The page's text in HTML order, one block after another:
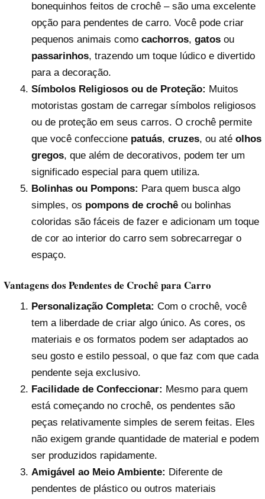
bonequinhos feitos de crochê – são uma excelente
opção para pendentes de carro. Você pode criar
pequenos animais como cachorros, gatosou
passarinhos, trazendo um toque lúdico e divertido
para a decoração.
Símbolos Religiosos ou de Proteção: Muitos
motoristas gostam de carregar símbolos religiosos
ou de proteção em seus carros. O crochê permite
que você confeccione patuás, cruzes, ou até olhos
gregos, que além de decorativos, podem ter um
significado especial para quem utiliza.
Bolinhas ou Pompons: Para quem busca algo
simples, os pompons de crochêou bolinhas
coloridas são fáceis de fazer e adicionam um toque
de cor ao interior do carro sem sobrecarregar o
espaço.
Vantagens dos Pendentes de Crochê para Carro
Personalização Completa: Com o crochê, você
tem a liberdade de criar algo único. As cores, os
materiais e os formatos podem ser adaptados ao
seu gosto e estilo pessoal, o que faz com que cada
pendente seja exclusivo.
Facilidade de Confeccionar: Mesmo para quem
está começando no crochê, os pendentes são
peças relativamente simples de serem feitas. Eles
não exigem grande quantidade de material e podem
ser produzidos rapidamente.
Amigável ao Meio Ambiente: Diferente de
pendentes de plástico ou outros materiais